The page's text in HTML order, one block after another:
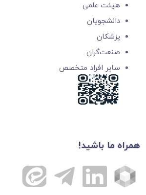
هیئت علمی
دانشجویان
پزشکان
صنعت‌گران
سایر افراد متخصص
همراه ما باشید!